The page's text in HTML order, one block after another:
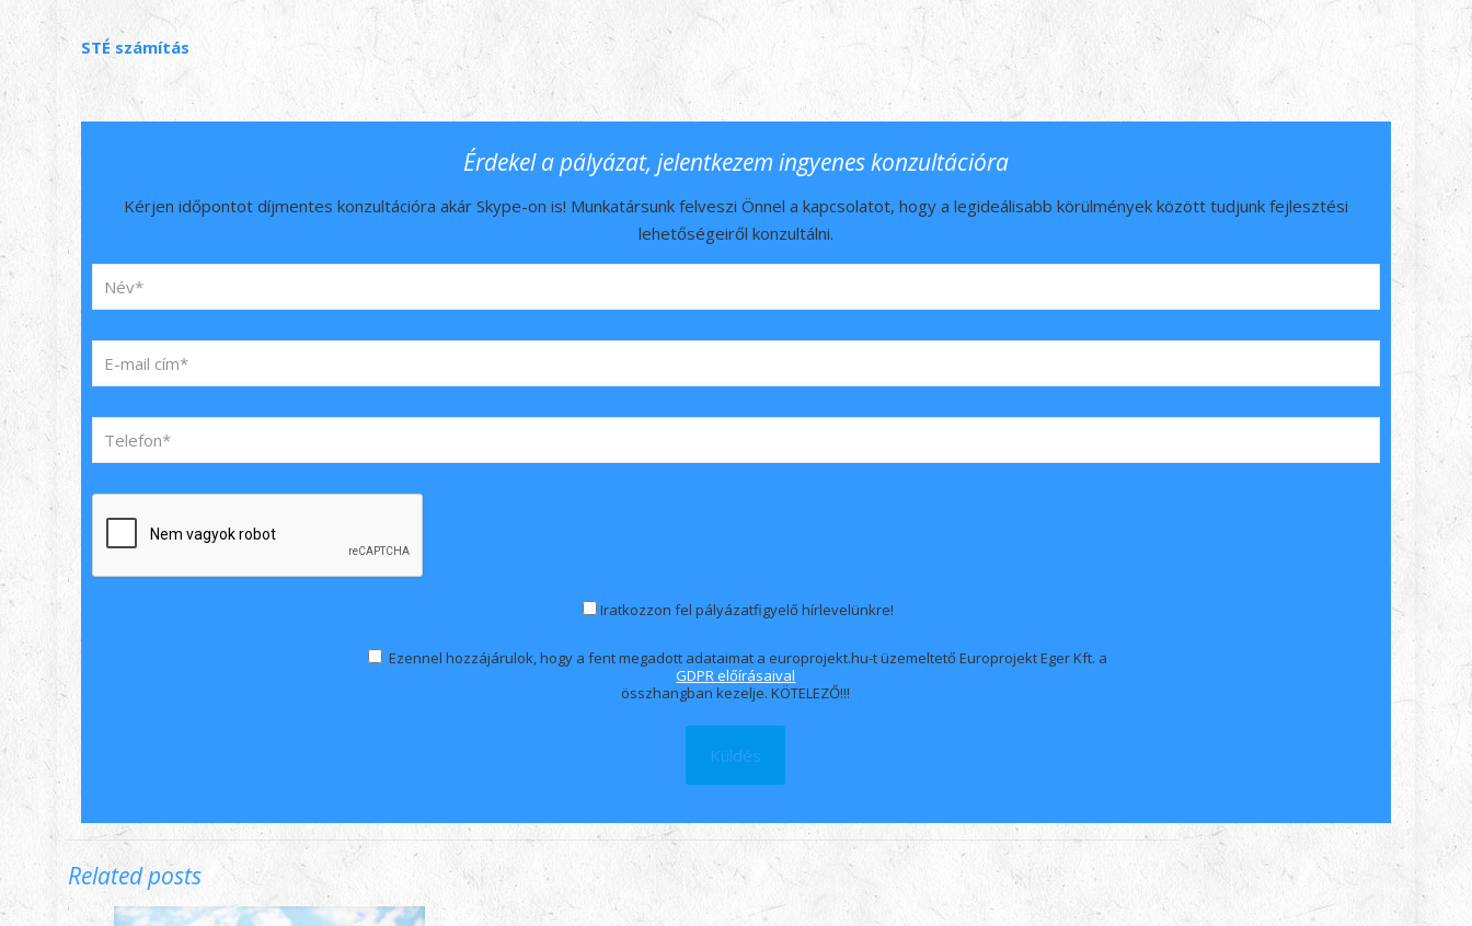
STÉ számítás
Érdekel a pályázat, jelentkezem ingyenes konzultációra
Kérjen időpontot díjmentes konzultációra akár Skype-on is! Munkatársunk felveszi Önnel a kapcsolatot, hogy a legideálisabb körülmények között tudjunk fejlesztési
lehetőségeiről konzultálni.
Iratkozzon fel pályázatfigyelő hírlevelünkre!
Ezennel hozzájárulok, hogy a fent megadott adataimat a europrojekt.hu-t üzemeltető Europrojekt Eger Kft. a
GDPR előírásaival
összhangban kezelje. KÖTELEZŐ!!!
Related posts